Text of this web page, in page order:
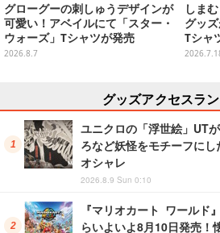
グローグーの刺しゅうデザインが
可愛い！アベイルにて「スター・
ウォーズ」Tシャツが発売
2026.8.7
しま
グッ
Tシャ
チなど
グッズアクセスラ
ユニクロの「浮世絵」UT
ろなど妖怪をモチーフに
オシャレ
2026.8.9 Sun 0:10
『マリオカート ワールド
らいよいよ8月10日発売！